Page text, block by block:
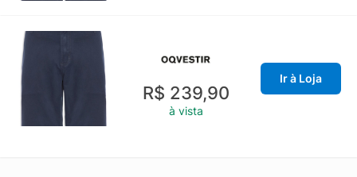
R$ 239,90
à vista
Ir à Loja